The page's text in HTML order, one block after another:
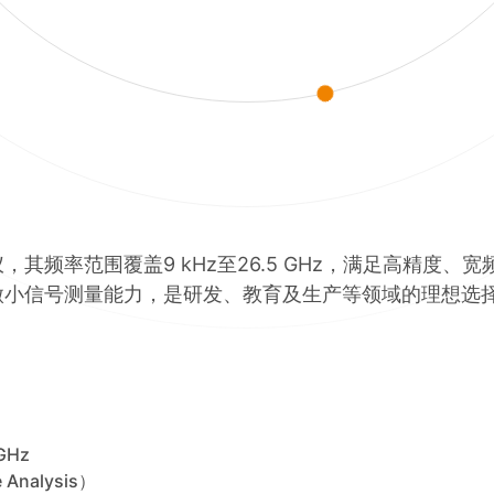
其频率范围覆盖9 kHz至26.5 GHz，满足高精度、宽
信号测量能力，是研发、教育及生产等领域的理想选
）